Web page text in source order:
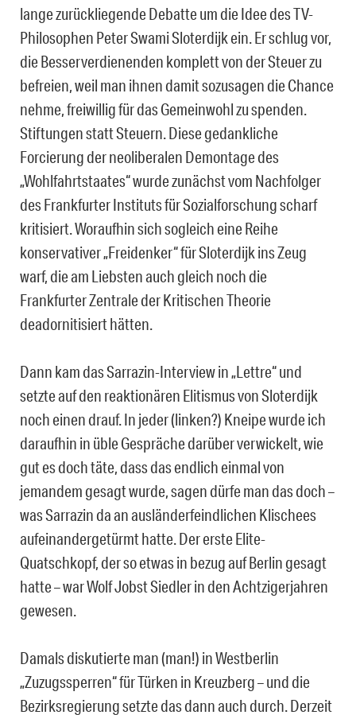
lange zurückliegende Debatte um die Idee des TV-
Philosophen Peter Swami Sloterdijk ein. Er schlug vor,
die Besserverdienenden komplett von der Steuer zu
befreien, weil man ihnen damit sozusagen die Chance
nehme, freiwillig für das Gemeinwohl zu spenden.
Stiftungen statt Steuern. Diese gedankliche
Forcierung der neoliberalen Demontage des
„Wohlfahrtstaates“ wurde zunächst vom Nachfolger
des Frankfurter Instituts für Sozialforschung scharf
kritisiert. Woraufhin sich sogleich eine Reihe
konservativer „Freidenker“ für Sloterdijk ins Zeug
warf, die am Liebsten auch gleich noch die
Frankfurter Zentrale der Kritischen Theorie
deadornitisiert hätten.
Dann kam das Sarrazin-Interview in „Lettre“ und
setzte auf den reaktionären Elitismus von Sloterdijk
noch einen drauf. In jeder (linken?) Kneipe wurde ich
daraufhin in üble Gespräche darüber verwickelt, wie
gut es doch täte, dass das endlich einmal von
jemandem gesagt wurde, sagen dürfe man das doch –
was Sarrazin da an ausländerfeindlichen Klischees
aufeinandergetürmt hatte. Der erste Elite-
Quatschkopf, der so etwas in bezug auf Berlin gesagt
hatte – war Wolf Jobst Siedler in den Achtzigerjahren
gewesen.
Damals diskutierte man (man!) in Westberlin
„Zuzugssperren“ für Türken in Kreuzberg – und die
Bezirksregierung setzte das dann auch durch. Derzeit